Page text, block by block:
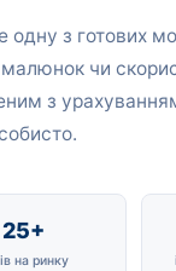
одну з готових
чи
з
25+
на ринку